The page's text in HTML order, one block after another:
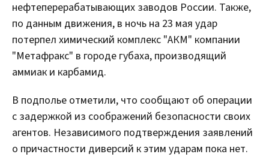
нефтеперерабатывающих заводов России. Также,
по данным движения, в ночь на 23 мая удар
потерпел химический комплекс "АКМ" компании
"Метафракс" в городе губаха, производящий
аммиак и карбамид.
В подполье отметили, что сообщают об операции
с задержкой из соображений безопасности своих
агентов. Независимого подтверждения заявлений
о причастности диверсий к этим ударам пока нет.